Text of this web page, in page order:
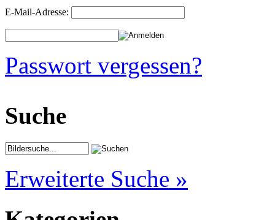
E-Mail-Adresse:
Passwort vergessen?
Suche
Erweiterte Suche »